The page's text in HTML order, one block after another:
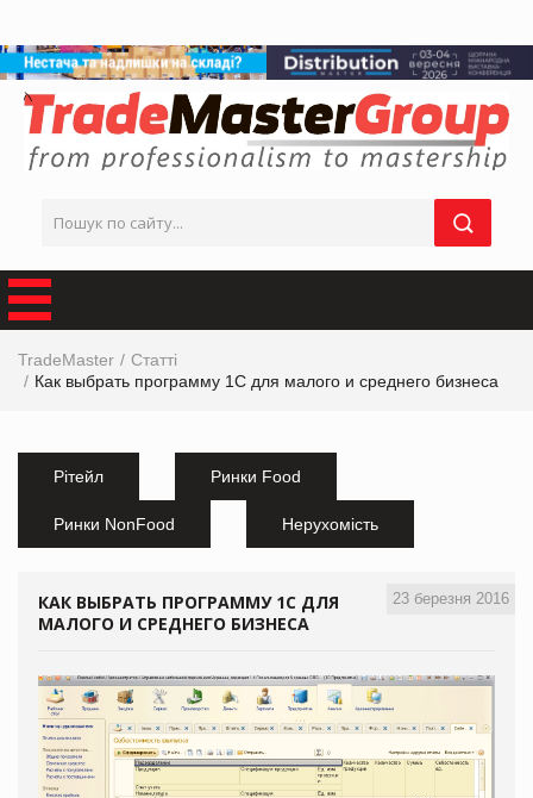
TradeMaster
Статті
Как выбрать программу 1С для малого и среднего бизнеса
Рітейл Ринки Food
Ринки NonFood Нерухомість
23 березня 2016
КАК ВЫБРАТЬ ПРОГРАММУ 1С ДЛЯ
МАЛОГО И СРЕДНЕГО БИЗНЕСА